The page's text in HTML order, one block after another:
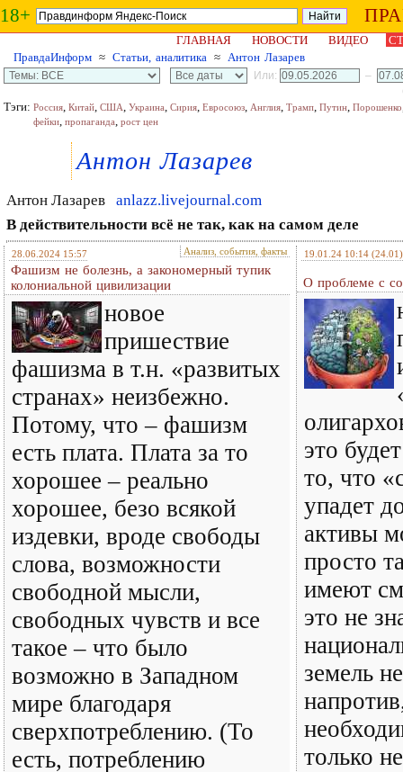
18+
ГЛАВНАЯ НОВОСТИ ВИДЕО
ПравдаИнформ ≈ Статьи, аналитика ≈ Антон Лазарев
Или:
–
Тэги: Россия, Китай, США, Украина, Сирия, Евросоюз, Англия, Трамп, Путин, Порошенко
фейки, пропаганда, рост цен
Антон Лазарев
Антон Лазарев anlazz.livejournal.com
В действительности всё не так, как на самом деле
28.06.2024 15:57 Анализ, события, факты
Фашизм не болезнь, а закономерный тупик
колониальной цивилизации
новое
пришествие
фашизма в т.н. «развитых
странах» неизбежно.
Потому, что – фашизм
есть плата. Плата за то
хорошее – реально
хорошее, безо всякой
издевки, вроде свободы
слова, возможности
свободной мысли,
свободных чувств и все
такое – что было
возможно в Западном
мире благодаря
сверхпотреблению. (То
есть, потреблению
19.01.24 10:14 (24.01)
О проблеме с
это
то, что
упадет
активы
просто
имеют
это не
земель
только